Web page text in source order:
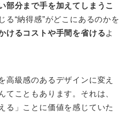
部分まで手を加えてしまうこ
る“納得感”がどこにあるのかを
けるコストや手間を省けるよ
高級感のあるデザインに変え
こともあります。それは、
る」ことに価値を感じていた